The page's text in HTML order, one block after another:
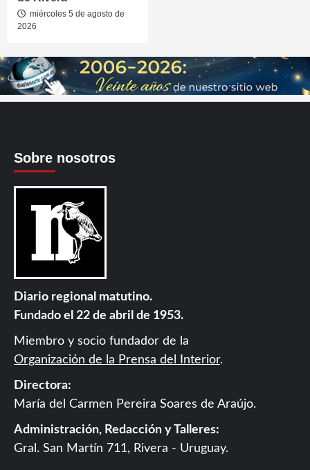
miércoles 5 de agosto de
2026
Sobre nosotros
Diario regional matutino.
Fundado el 22 de abril de 1953.
Miembro y socio fundador de la
Organización de la Prensa del Interior.
Directora:
María del Carmen Pereira Soares de Araújo.
Administración, Redacción y Talleres:
Gral. San Martín 711, Rivera - Uruguay.